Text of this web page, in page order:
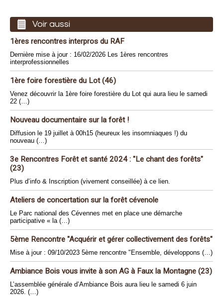
Voir aussi
1ères rencontres interpros du RAF
Dernière mise à jour : 16/02/2026 Les 1ères rencontres
interprofessionnelles
1ère foire forestière du Lot (46)
Venez découvrir la 1ère foire forestière du Lot qui aura lieu le samedi
22 (…)
Nouveau documentaire sur la forêt !
Diffusion le 19 juillet à 00h15 (heureux les insomniaques !) du
nouveau (…)
3e Rencontres Forêt et santé 2024 : "Le chant des forêts"
(23)
Plus d’info & Inscription (vivement conseillée) à ce lien.
Ateliers de concertation sur la forêt cévenole
Le Parc national des Cévennes met en place une démarche
participative « la (…)
5ème Rencontre "Acquérir et gérer collectivement des forêts"
Mise à jour : 09/10/2023 5ème rencontre "Ensemble, développons (…)
Ambiance Bois vous invite à son AG à Faux la Montagne (23)
L’assemblée générale d’Ambiance Bois aura lieu le samedi 6 juin
2026. (…)